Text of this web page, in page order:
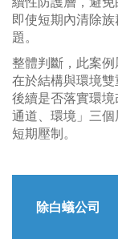
即使短期內清除
題。
整體判斷，此案
在於結構與環境
後續是否落實環境
通道、環境」三
短期壓制。
除白蟻公司